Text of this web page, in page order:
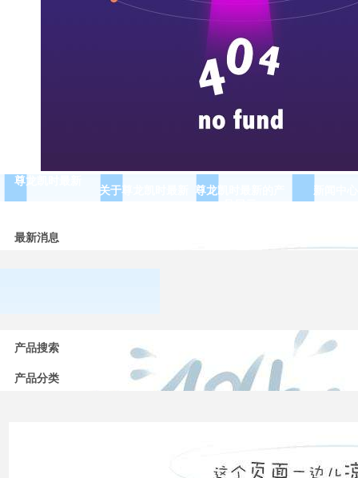
尊龙凯时最新
关于尊龙凯时最新
尊龙凯时最新的产
新闻中心
最新消息
常用
低压
产品搜索
产品分类